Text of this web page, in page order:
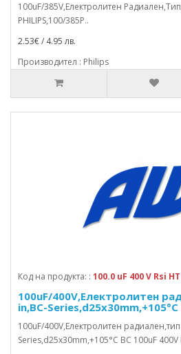
100uF/385V,Електролитен
PHILIPS,100/385P..
2.53€ / 4.95 лв.
Производител : Philips
Код на продукта: : 100.0 uF 400 V Rsi HT
100uF/400V,Електролитен
in,BC-Series,d25x30mm,+105°C
100uF/400V,Електролитен
Series,d25x30mm,+105°C BC 100uF